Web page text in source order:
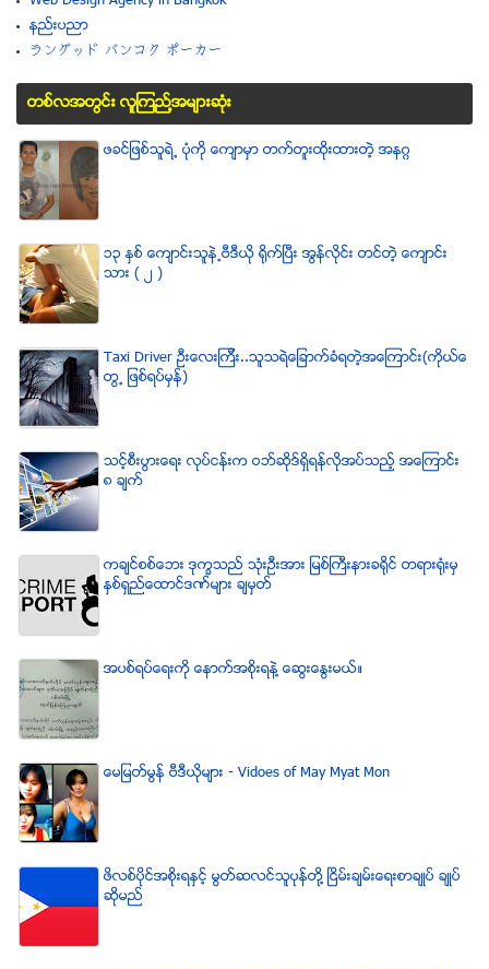
နည္းပညာ
ラングッド バンコク ポーカー
တစ္လအတြင္း လူၾကည္႔အမ်ားဆံုး
ဖခင္ျဖစ္သူရဲ႕ ပံုကို ေက်ာမွာ တက္တူးထိုးထားတဲ့ အနဂၢ
၁၃ ႏွစ္ ေက်ာင္းသူနဲ႕ဗီဒီယို ရိုက္ျပီး အြန္လိုင္း တင္တဲ့ ေက်ာင္း
သား ( ၂ )
Taxi Driver ဦးေလးၾကီး..သူသရဲေျခာက္ခံရတဲ့အေၾကာင္း(ကိုယ္ေ
တြ႕ ျဖစ္ရပ္မွန္)
သင့္စီးပြားေရး လုပ္ငန္းက ဝဘ္ဆိုဒ္ရွိရန္လိုအပ္သည့္ အေၾကာင္း
၈ ခ်က္
ကခ်င္စစ္ေဘး ဒုကၡသည္ သံုးဦးအား ျမစ္ႀကီးနားခရိုင္ တရားရံုးမွ
ႏွစ္ရွည္ေထာင္ဒဏ္မ်ား ခ်မွတ္
အပစ္ရပ္ေရးကို ေနာက္အစိုးရနဲ႔ ေဆြးေႏြးမယ္။
ေမျမတ္မြန္ ဗီဒီယုိမ်ား - Vidoes of May Myat Mon
ဖိလစ္ပိုင္အစိုးရႏွင့္ မြတ္ဆလင္သူပုန္တို႔ ၿငိမ္းခ်မ္းေရးစာခ်ဳပ္ ခ်ဳပ္
ဆိုမည္